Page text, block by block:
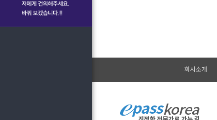
회사소개